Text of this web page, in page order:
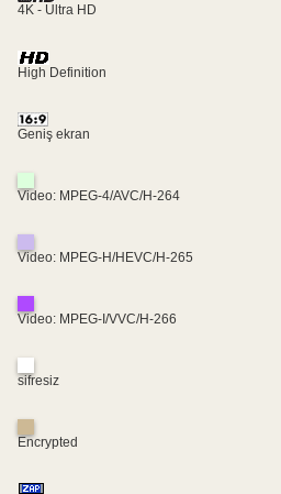
4K - Ultra HD
High Definition
Geniş ekran
Video: MPEG-4/AVC/H-264
Video: MPEG-H/HEVC/H-265
Video: MPEG-I/VVC/H-266
sifresiz
Encrypted